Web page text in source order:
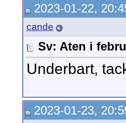
2023-01-22,
cande
Sv: Aten i
Underbart,
2023-01-23,